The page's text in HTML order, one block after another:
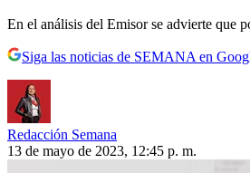
En el análisis del Emisor se advierte que
Siga las noticias de SEMANA en
Redacción Semana
13 de mayo de 2023, 12:45 p. m.